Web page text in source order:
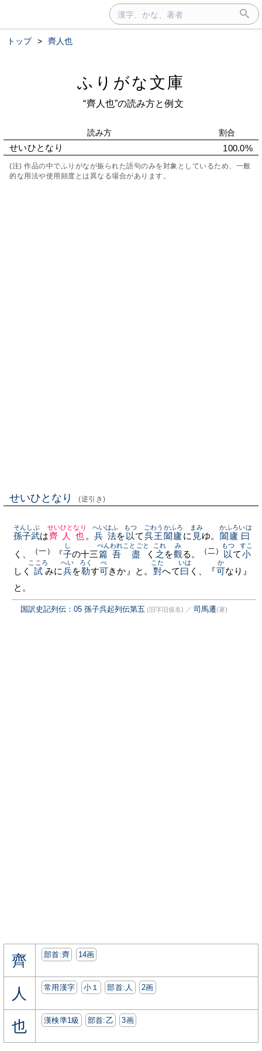
トップ > 齊人也
ふりがな文庫
“齊人也”の読み方と例文
読み方 割合
せいひとなり 100.0%
(注) 作品の中でふりがなが振られた語句のみを対象としているため、一般
的な用法や使用頻度とは異なる場合があります。
せいひとなり (逆引き)
孫子武
そんしぶ
は齊人也
せいひとなり
。 兵法
へいはふ
を 以
もつ
て呉王闔廬
ごわうかふろ
に 見
まみ
ゆ。 闔廬
かふろ
曰
いは
く、 （一） 『子
し
の十三篇
ぺん
吾
われ
盡
ことごと
く 之
これ
を觀
み
る。 （二） 以
もつ
て小
すこ
しく 試
こころ
みに兵
へい
を勒
ろく
す可
べ
きか』と。 對
こた
へて曰
いは
く、『可
か
なり』
と。
国訳史記列伝：05 孫子呉起列伝第五 (旧字旧仮名) ／ 司馬遷(著)
齊 部首:⿑ 14画
人 常用漢字 小１ 部首:⼈ 2画
也 漢検準1級 部首:⼄ 3画